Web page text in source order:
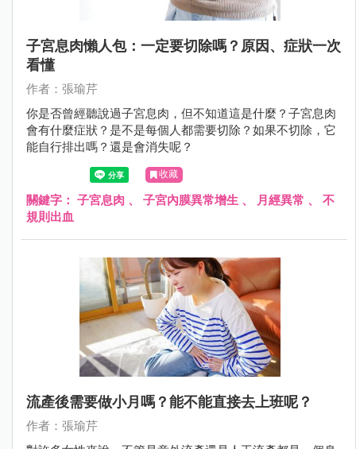
子宮息肉懶人包：一定要切除嗎？原因、症狀一次
看懂
作者：張瑜芹
你是否曾經聽說過子宮息肉，但不知道這是什麼？子宮息肉
會有什麼症狀？是不是每個人都需要切除？如果不切除，它
能自行排出嗎？還是會消失呢？
收藏
關鍵字： 子宮息肉 、 子宮內膜異常增生 、 月經異常 、 不
規則出血
流產後需要做小月嗎？能不能直接去上班呢？
作者：張瑜芹